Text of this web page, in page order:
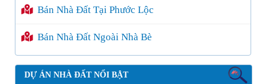
Bán Nhà Đất Tại Phước Lộc
Bán Nhà Đất Ngoài Nhà Bè
DỰ ÁN NHÀ ĐẤT NỔI BẬT